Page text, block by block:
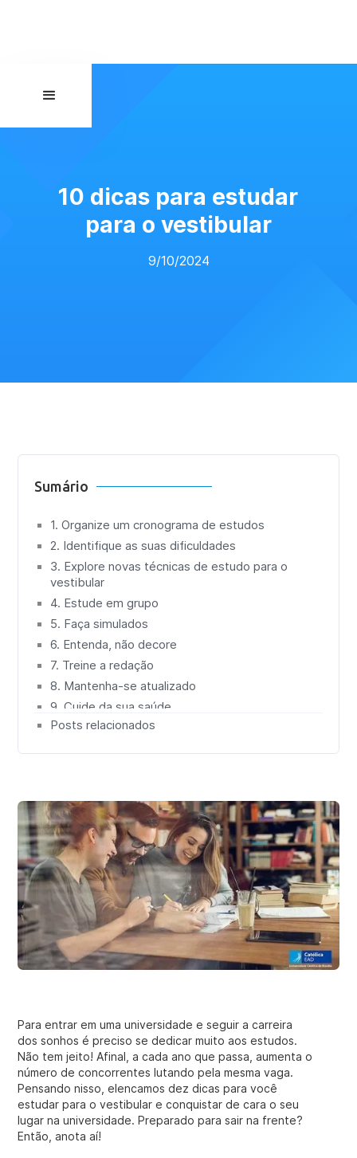
10 dicas para estudar
para o vestibular
9/10/2024
Sumário
1. Organize um cronograma de estudos
2. Identifique as suas dificuldades
3. Explore novas técnicas de estudo para o
vestibular
4. Estude em grupo
5. Faça simulados
6. Entenda, não decore
7. Treine a redação
8. Mantenha-se atualizado
9. Cuide da sua saúde
10. Não deixe o lazer de lado
Posts relacionados
Para entrar em uma universidade e seguir a carreira
dos sonhos é preciso se dedicar muito aos estudos.
Não tem jeito! Afinal, a cada ano que passa, aumenta o
número de concorrentes lutando pela mesma vaga.
Pensando nisso, elencamos dez dicas para você
estudar para o vestibular e conquistar de cara o seu
lugar na universidade. Preparado para sair na frente?
Então, anota aí!